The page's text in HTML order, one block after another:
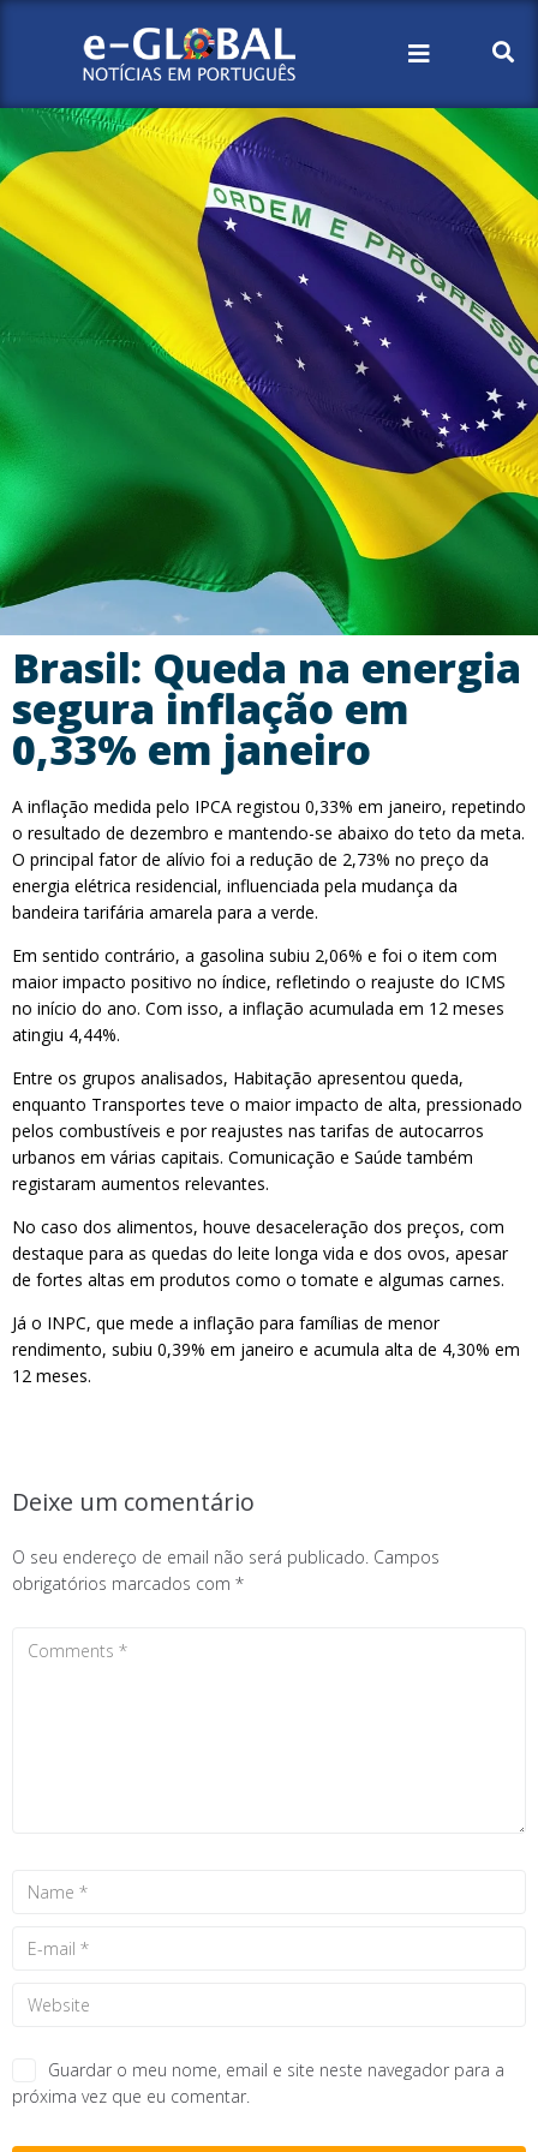
Brasil: Queda na energia
segura inflação em
0,33% em janeiro
A inflação medida pelo IPCA registou 0,33% em janeiro, repetindo
o resultado de dezembro e mantendo-se abaixo do teto da meta.
O principal fator de alívio foi a redução de 2,73% no preço da
energia elétrica residencial, influenciada pela mudança da
bandeira tarifária amarela para a verde.
Em sentido contrário, a gasolina subiu 2,06% e foi o item com
maior impacto positivo no índice, refletindo o reajuste do ICMS
no início do ano. Com isso, a inflação acumulada em 12 meses
atingiu 4,44%.
Entre os grupos analisados, Habitação apresentou queda,
enquanto Transportes teve o maior impacto de alta, pressionado
pelos combustíveis e por reajustes nas tarifas de autocarros
urbanos em várias capitais. Comunicação e Saúde também
registaram aumentos relevantes.
No caso dos alimentos, houve desaceleração dos preços, com
destaque para as quedas do leite longa vida e dos ovos, apesar
de fortes altas em produtos como o tomate e algumas carnes.
Já o INPC, que mede a inflação para famílias de menor
rendimento, subiu 0,39% em janeiro e acumula alta de 4,30% em
12 meses.
Deixe um comentário
O seu endereço de email não será publicado. Campos
obrigatórios marcados com *
Guardar o meu nome, email e site neste navegador para a
próxima vez que eu comentar.